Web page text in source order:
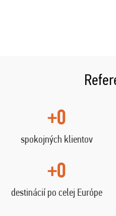
+0
spokojných klientov
+0
destinácií po celej Európe